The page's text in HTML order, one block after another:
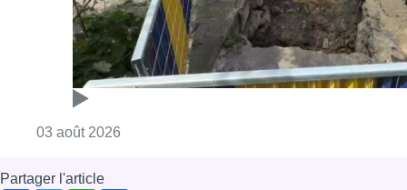
03 août 2026
Partager l'article